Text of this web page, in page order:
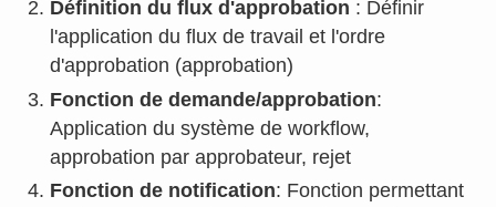
Définition du flux d'approbation : Définir
l'application du flux de travail et l'ordre
d'approbation (approbation)
Fonction de demande/approbation:
Application du système de workflow,
approbation par approbateur, rejet
Fonction de notification: Fonction permettant